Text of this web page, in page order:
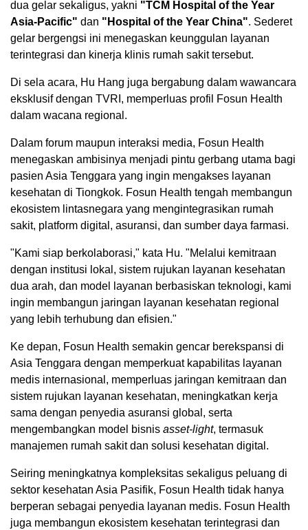
dua gelar sekaligus, yakni "TCM Hospital of the Year
Asia-Pacific" dan "Hospital of the Year China". Sederet
gelar bergengsi ini menegaskan keunggulan layanan
terintegrasi dan kinerja klinis rumah sakit tersebut.
Di sela acara, Hu Hang juga bergabung dalam wawancara
eksklusif dengan TVRI, memperluas profil Fosun Health
dalam wacana regional.
Dalam forum maupun interaksi media, Fosun Health
menegaskan ambisinya menjadi pintu gerbang utama bagi
pasien Asia Tenggara yang ingin mengakses layanan
kesehatan di Tiongkok. Fosun Health tengah membangun
ekosistem lintasnegara yang mengintegrasikan rumah
sakit, platform digital, asuransi, dan sumber daya farmasi.
"Kami siap berkolaborasi," kata Hu. "Melalui kemitraan
dengan institusi lokal, sistem rujukan layanan kesehatan
dua arah, dan model layanan berbasiskan teknologi, kami
ingin membangun jaringan layanan kesehatan regional
yang lebih terhubung dan efisien."
Ke depan, Fosun Health semakin gencar berekspansi di
Asia Tenggara dengan memperkuat kapabilitas layanan
medis internasional, memperluas jaringan kemitraan dan
sistem rujukan layanan kesehatan, meningkatkan kerja
sama dengan penyedia asuransi global, serta
mengembangkan model bisnis asset-light, termasuk
manajemen rumah sakit dan solusi kesehatan digital.
Seiring meningkatnya kompleksitas sekaligus peluang di
sektor kesehatan Asia Pasifik, Fosun Health tidak hanya
berperan sebagai penyedia layanan medis. Fosun Health
juga membangun ekosistem kesehatan terintegrasi dan